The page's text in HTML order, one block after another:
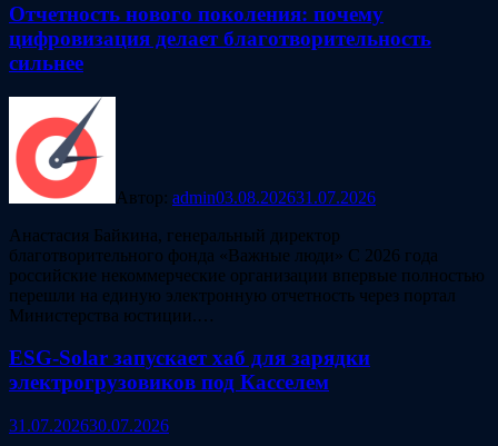
Отчетность нового поколения: почему
цифровизация делает благотворительность
сильнее
Автор: admin03.08.202631.07.2026
Анастасия Байкина, генеральный директор
благотворительного фонда «Важные люди» С 2026 года
российские некоммерческие организации впервые полностью
перешли на единую электронную отчетность через портал
Министерства юстиции.…
ESG‑Solar запускает хаб для зарядки
электрогрузовиков под Касселем
31.07.202630.07.2026